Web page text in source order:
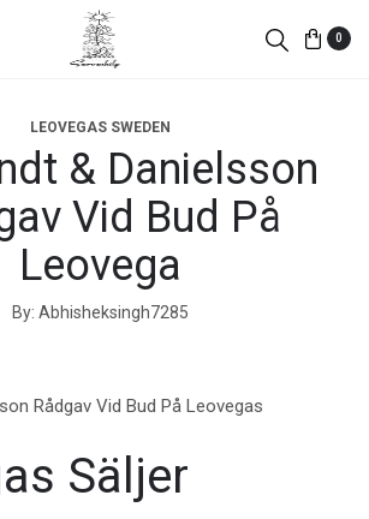
0
LEOVEGAS SWEDEN
& Danielsson
Vid Bud På
Leovega
By Abhisheksingh7285
Rådgav Vid Bud På Leovegas
Säljer